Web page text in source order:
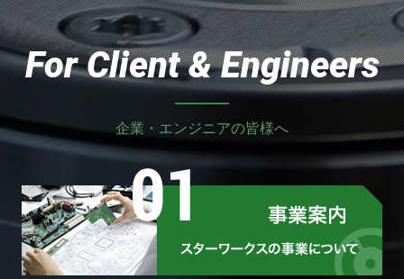
For Client & Engineers
企業・エンジニアの皆様へ